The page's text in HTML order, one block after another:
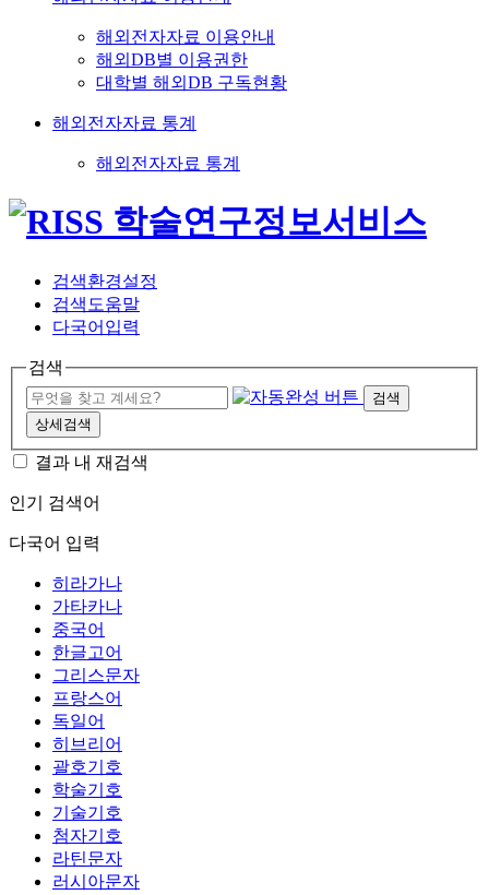
해외전자자료 이용안내
해외DB별 이용권한
대학별 해외DB 구독현황
해외전자자료 통계
해외전자자료 통계
검색환경설정
검색도움말
다국어입력
검색
검색
상세검색
결과 내 재검색
인기 검색어
다국어 입력
히라가나
가타카나
중국어
한글고어
그리스문자
프랑스어
독일어
히브리어
괄호기호
학술기호
기술기호
첨자기호
라틴문자
러시아문자